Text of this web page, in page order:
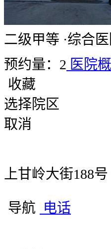
二级甲等 ·综合
预约量：2 医院
收藏
选择院区
取消
上甘岭大街188号
导航 电话